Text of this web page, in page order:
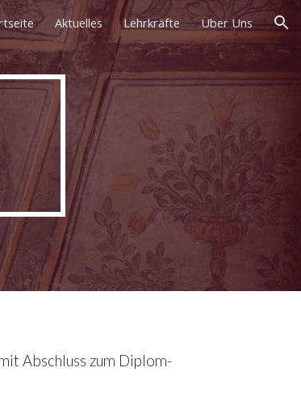
Aktuelles Lehrkräfte Über Uns
Abschluss zum Diplom-